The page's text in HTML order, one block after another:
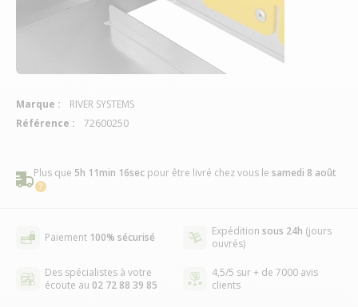
Plus que 5h 11min 16sec pour être livré chez vous le samedi 8 août
Paiement 100% sécurisé Expédition sous 24h (jours
ouvrés)
Des spécialistes à votre
écoute au 02 72 88 39 85
4,5/5 sur + de 7000 avis
clients
Marque :
RIVER SYSTEMS
Référence :
72600250